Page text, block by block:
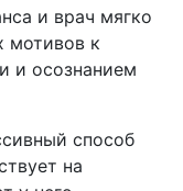
и врач мягко
мотивов к
и осознанием
способ
на